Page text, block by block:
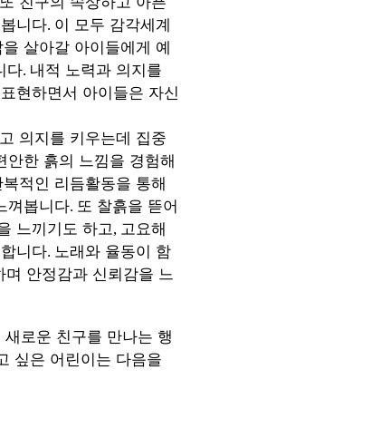
니다. 이 모두 감각세계
살아갈 아이들에게 예
다. 내적 노력과 의지를
현하면서 아이들은 자신
의지를 키우는데 집중
안한 흙의 느낌을 경험해
적인 리듬활동을 통해
껴봅니다. 또 찰흙을 뜯어
느끼기도 하고, 고요해
니다. 노래와 율동이 함
안정감과 신뢰감을 느
로운 친구를 만나는 행
싶은 어린이는 다음을